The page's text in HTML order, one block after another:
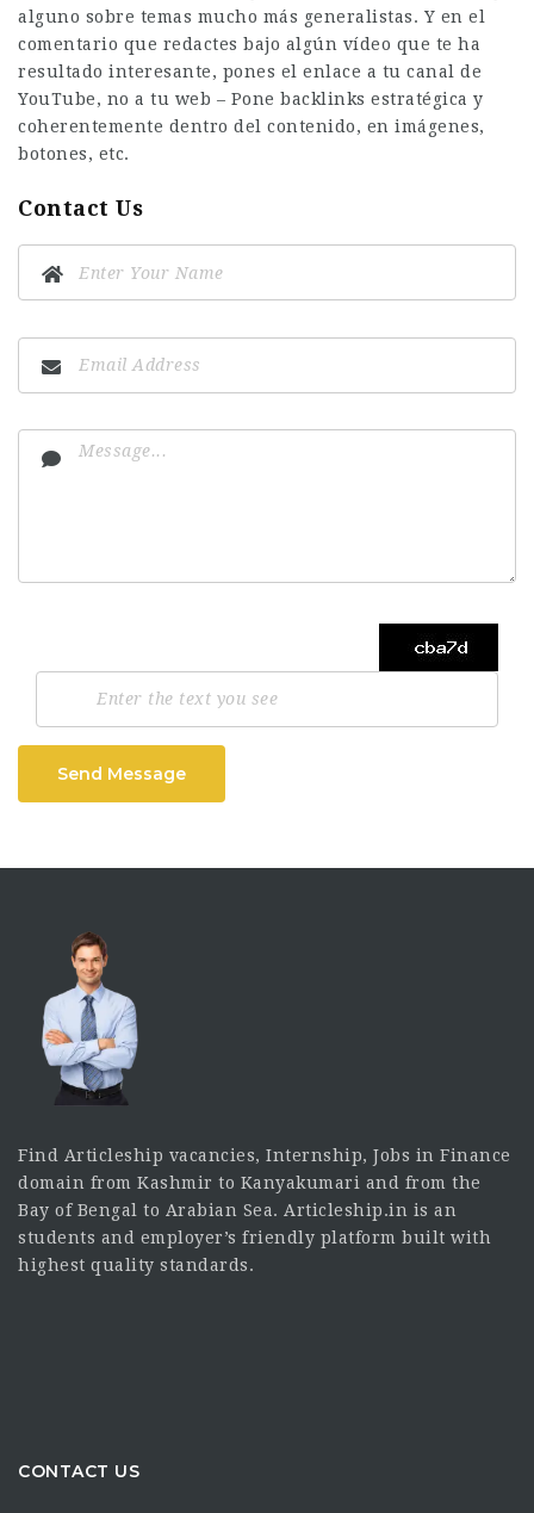
alguno sobre temas mucho más generalistas. Y en el
comentario que redactes bajo algún vídeo que te ha
resultado interesante, pones el enlace a tu canal de
YouTube, no a tu web – Pone backlinks estratégica y
coherentemente dentro del contenido, en imágenes,
botones, etc.
Contact Us
Send Message
Find Articleship vacancies, Internship, Jobs in Finance
domain from Kashmir to Kanyakumari and from the
Bay of Bengal to Arabian Sea. Articleship.in is an
students and employer’s friendly platform built with
highest quality standards.
CONTACT US